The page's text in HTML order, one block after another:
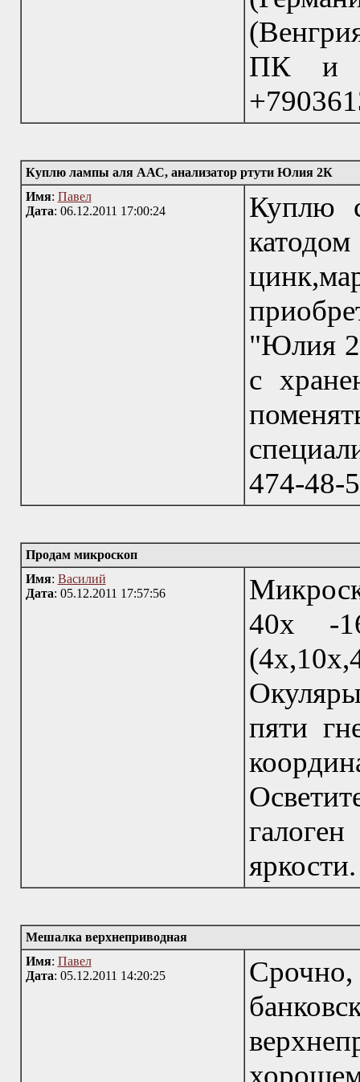
ПК и
Куплю лампы аля ААС, анализатор ртути Юлия 2К
Имя: Павел
Дата: 06.12.2011 17:00:24
Куплю
"Юлия
с
474-48-
Продам микроскоп
Имя: Василий
Дата: 05.12.2011 17:57:56
40х -
пяти
Мешалка верхнеприводная
Имя: Павел
Дата: 05.12.2011 14:20:25